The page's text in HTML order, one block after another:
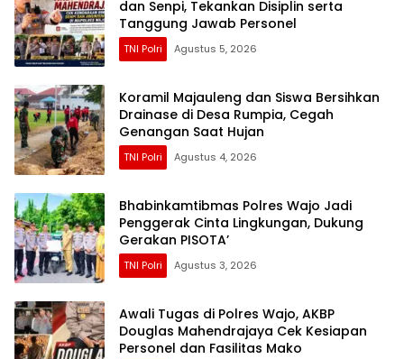
dan Senpi, Tekankan Disiplin serta
Tanggung Jawab Personel
TNI Polri Agustus 5, 2026
Koramil Majauleng dan Siswa Bersihkan
Drainase di Desa Rumpia, Cegah
Genangan Saat Hujan
TNI Polri Agustus 4, 2026
Bhabinkamtibmas Polres Wajo Jadi
Penggerak Cinta Lingkungan, Dukung
Gerakan PISOTA’
TNI Polri Agustus 3, 2026
Awali Tugas di Polres Wajo, AKBP
Douglas Mahendrajaya Cek Kesiapan
Personel dan Fasilitas Mako